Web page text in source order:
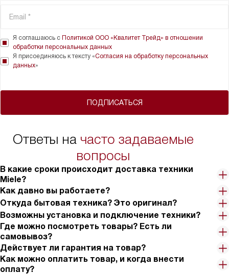
ПОДПИСАТЬСЯ
Я соглашаюсь с Политикой ООО «Квалитет Трейд» в отношении
обработки персональных данных
Я присоединяюсь к тексту «Согласия на обработку персональных
данных»
Ответы на часто задаваемые
вопросы
В какие сроки происходит доставка техники
Miele?
Как давно вы работаете?
Откуда бытовая техника? Это оригинал?
Возможны установка и подключение техники?
Где можно посмотреть товары? Есть ли
самовывоз?
Действует ли гарантия на товар?
Как можно оплатить товар, и когда внести
оплату?